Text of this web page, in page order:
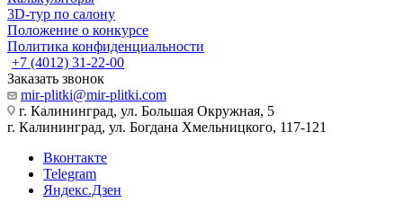
3D-тур по салону
Положение о конкурсе
Политика конфиденциальности
+7 (4012) 31-22-00
Заказать звонок
mir-plitki@mir-plitki.com
г. Калининград, ул. Большая Окружная, 5
г. Калининград, ул. Богдана Хмельницкого, 117-121
Вконтакте
Telegram
Яндекс.Дзен